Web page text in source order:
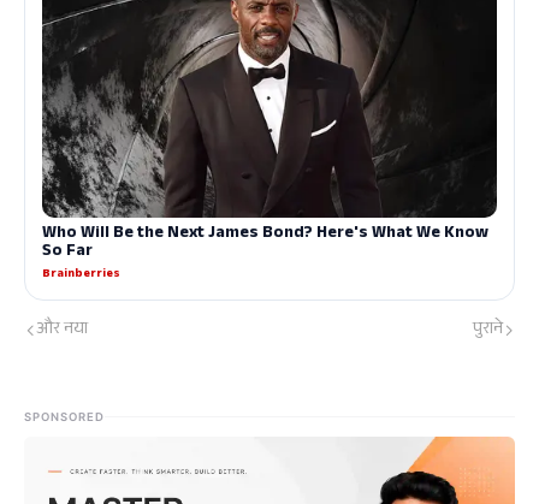
और नया पुराने
SPONSORED